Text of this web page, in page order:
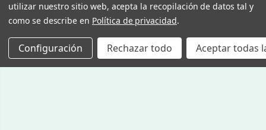
utilizar nuestro sitio web, acepta la recopilación de datos tal y
como se describe en Política de privacidad.
Configuración Rechazar todo Aceptar todas